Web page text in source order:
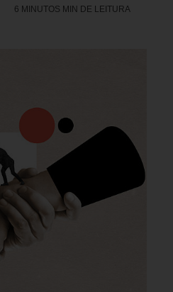
6 MINUTOS MIN DE LEITURA